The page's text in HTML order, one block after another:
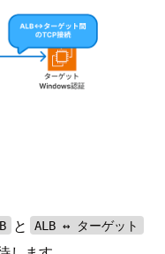
と ALB ↔ ︎ターゲット